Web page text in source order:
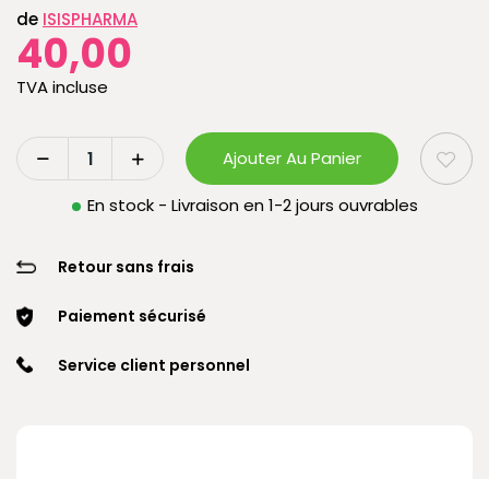
de ISISPHARMA
40,00
TVA incluse
Ajouter Au Panier
En stock - Livraison en 1-2 jours ouvrables
Retour sans frais
Paiement sécurisé
Service client personnel